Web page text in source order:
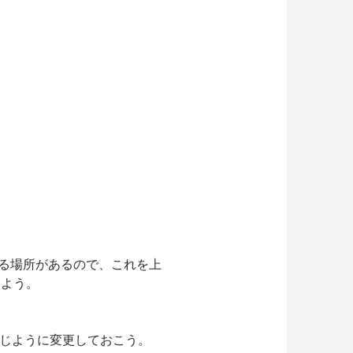
所があるので、これを上
う。
ように変更しておこう。